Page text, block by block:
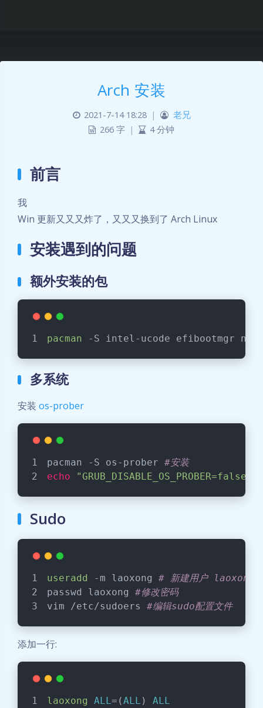
Arch 安装
2021-7-14 18:28 |
老兄
266 字 | 4 分钟
前言
我
Win 更新又又又炸了，又又又换到了 Arch Linux
安装遇到的问题
额外安装的包
pacman -S intel-ucode efibootmgr
多系统
安装 os-prober
pacman -S os-prober #安装
echo
"GRUB_DISABLE_OS_PROBER=false"
Sudo
useradd -m laoxong # 新建用户 laoxong
passwd laoxong #修改密码
vim /etc/sudoers #编辑sudo配置文件
添加一行:
laoxong ALL =(ALL ) ALL